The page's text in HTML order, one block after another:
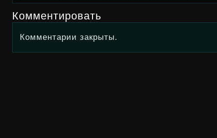
Комментировать
Комментарии закрыты.